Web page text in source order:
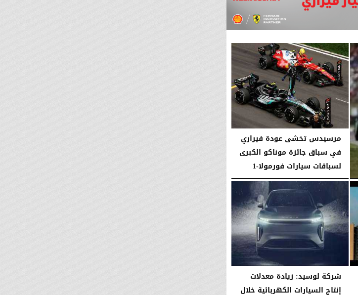
مرسيدس تخشى عودة فيراري
في سباق جائزة موناكو الكبرى
لسباقات سيارات فورمولا-1
السبت، 6 يونيو 2026 05:22 مـ
شركة لوسيد: زيادة معدلات
إنتاج السيارات الكهربائية خلال